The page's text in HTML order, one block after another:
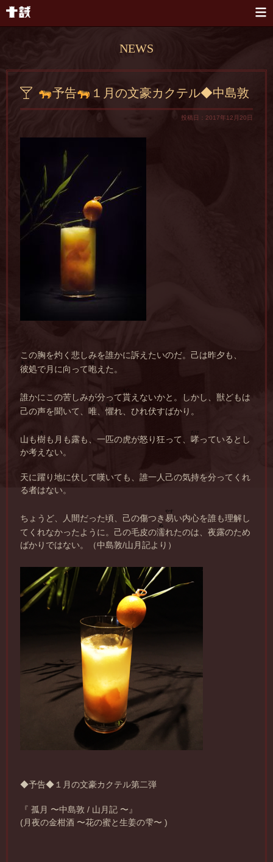
NEWS
予告 １月の文豪カクテル◆中島敦
投稿日：2017年12月20日
この胸を灼く悲しみを誰かに訴えたいのだ。己は昨夕も、
彼処
あそこ
で月に向って咆えた。
誰かにこの苦しみが分って貰えないかと。しかし、獣どもは
己の声を聞いて、 唯
ただ
、懼
おそ
れ、ひれ伏すばかり。
山も樹も月も露も、一匹の虎が怒り狂って、 哮
たけ
っているとし
か考えない。
天に躍り地に伏して嘆いても、誰一人己の気持を分ってくれ
る者はない。
ちょうど、人間だった頃、己の傷つき易
やす
い内心を誰も理解し
てくれなかったように。己の毛皮の濡
ぬ
れたのは、夜露のため
ばかりではない。（中島敦/山月記より）
◆予告◆１月の文豪カクテル第二弾
『 孤月 〜中島敦 / 山月記 〜』
(月夜の金柑酒 〜花の蜜と生姜の雫〜 )